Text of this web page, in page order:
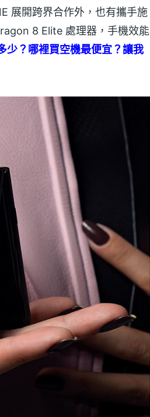
展開跨界合作外，也有攜手施
8 Elite 處理器，手機效能
少？哪裡買空機最便宜？讓我